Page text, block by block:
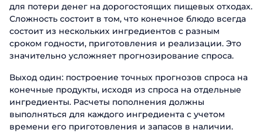
для потери денег на дорогостоящих пищевых отходах.
Сложность состоит в том, что конечное блюдо всегда
состоит из нескольких ингредиентов с разным
сроком годности, приготовления и реализации. Это
значительно усложняет прогнозирование спроса.
Выход один: построение точных прогнозов спроса на
конечные продукты, исходя из спроса на отдельные
ингредиенты. Расчеты пополнения должны
выполняться для каждого ингредиента с учетом
времени его приготовления и запасов в наличии.